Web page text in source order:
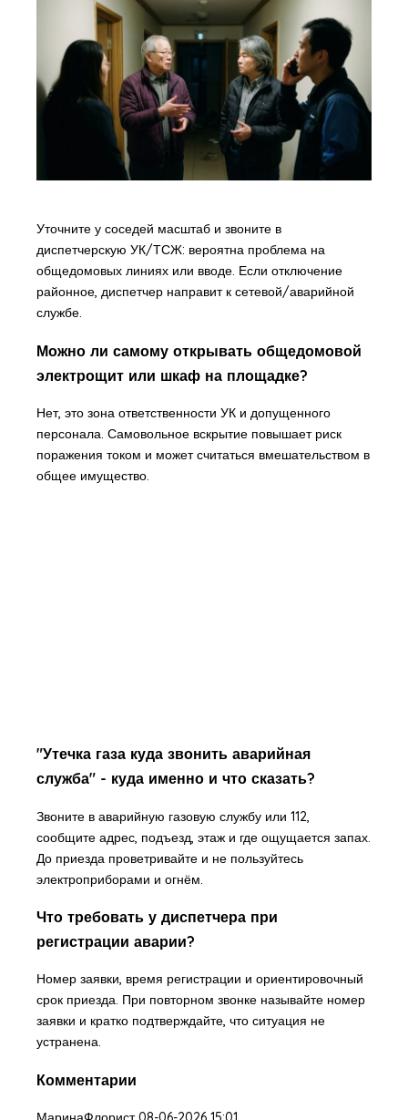
Уточните у соседей масштаб и звоните в
диспетчерскую УК/ТСЖ: вероятна проблема на
общедомовых линиях или вводе. Если отключение
районное, диспетчер направит к сетевой/аварийной
службе.
Можно ли самому открывать общедомовой
электрощит или шкаф на площадке?
Нет, это зона ответственности УК и допущенного
персонала. Самовольное вскрытие повышает риск
поражения током и может считаться вмешательством в
общее имущество.
"Утечка газа куда звонить аварийная
служба" - куда именно и что сказать?
Звоните в аварийную газовую службу или 112,
сообщите адрес, подъезд, этаж и где ощущается запах.
До приезда проветривайте и не пользуйтесь
электроприборами и огнём.
Что требовать у диспетчера при
регистрации аварии?
Номер заявки, время регистрации и ориентировочный
срок приезда. При повторном звонке называйте номер
заявки и кратко подтверждайте, что ситуация не
устранена.
Комментарии